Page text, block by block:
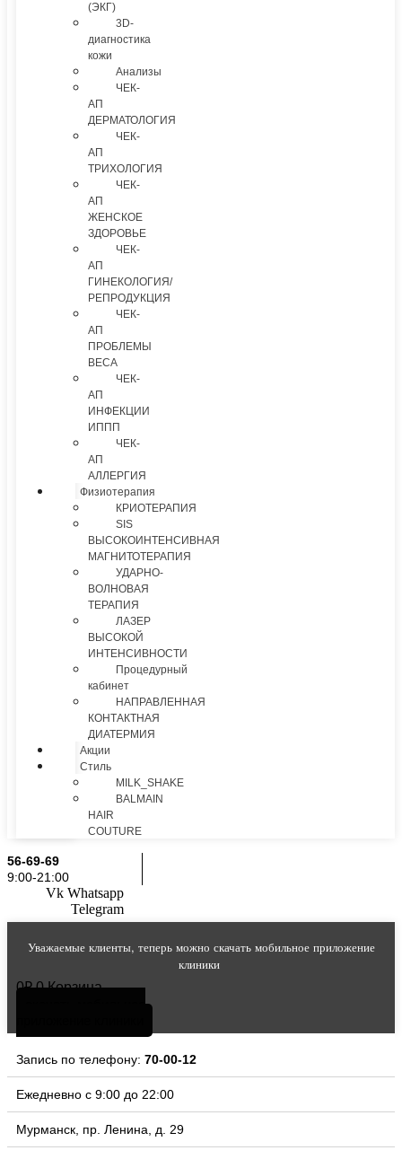
(ЭКГ)
3D-
диагностика
кожи
Анализы
ЧЕК-
АП
ДЕРМАТОЛОГИЯ
ЧЕК-
АП
ТРИХОЛОГИЯ
ЧЕК-
АП
ЖЕНСКОЕ
ЗДОРОВЬЕ
ЧЕК-
АП
ГИНЕКОЛОГИЯ/
РЕПРОДУКЦИЯ
ЧЕК-
АП
ПРОБЛЕМЫ
ВЕСА
ЧЕК-
АП
ИНФЕКЦИИ
ИППП
ЧЕК-
АП
АЛЛЕРГИЯ
Физиотерапия
КРИОТЕРАПИЯ
SIS
ВЫСОКОИНТЕНСИВНАЯ
МАГНИТОТЕРАПИЯ
УДАРНО-
ВОЛНОВАЯ
ТЕРАПИЯ
ЛАЗЕР
ВЫСОКОЙ
ИНТЕНСИВНОСТИ
Процедурный
кабинет
НАПРАВЛЕННАЯ
КОНТАКТНАЯ
ДИАТЕРМИЯ
Акции
Стиль
MILK_SHAKE
BALMAIN
HAIR
COUTURE
56-69-69
9:00-21:00
Vk Whatsapp
Telegram
Уважаемые клиенты, теперь можно скачать мобильное приложение
клиники
0₽ 0 Корзина
Запись по телефону: 70-00-12
Ежедневно с 9:00 до 22:00
Мурманск, пр. Ленина, д. 29